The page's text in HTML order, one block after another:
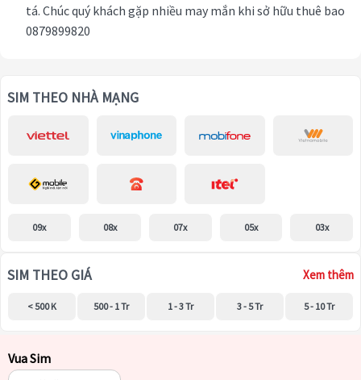
tá. Chúc quý khách gặp nhiều may mắn khi sở hữu thuê bao
0879899820
SIM THEO NHÀ MẠNG
09x 08x 07x 05x 03x
SIM THEO GIÁ Xem thêm
< 500 K 500 - 1 Tr 1 - 3 Tr 3 - 5 Tr 5 - 10 Tr
Vua Sim